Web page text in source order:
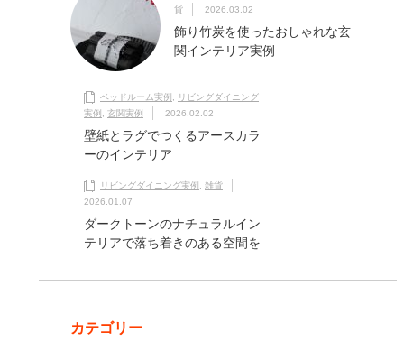
貨
2026.03.02
飾り竹炭を使ったおしゃれな玄
関インテリア実例
ベッドルーム実例
リビングダイニング
実例
玄関実例 2026.02.02
壁紙とラグでつくるアースカラ
ーのインテリア
リビングダイニング実例
雑貨
2026.01.07
ダークトーンのナチュラルイン
テリアで落ち着きのある空間を
カテゴリー